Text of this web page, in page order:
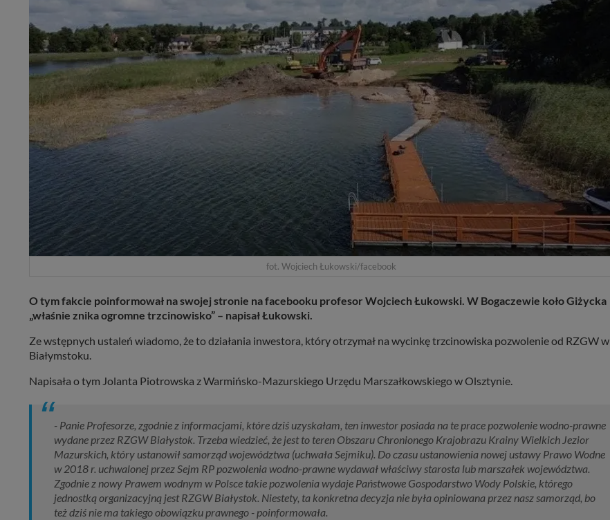
fot. Wojciech Łukowski/facebook
O tym fakcie poinformował na swojej stronie na facebooku profesor Wojciech Łukowski. W Bogaczewie koło Giżycka
„właśnie znika ogromne trzcinowisko” – napisał Łukowski.
Ze wstępnych ustaleń wiadomo, że to działania inwestora, który otrzymał na wycinkę trzcinowiska pozwolenie od RZGW w
Białymstoku.
Napisała o tym Jolanta Piotrowska z Warmińsko-Mazurskiego Urzędu Marszałkowskiego w Olsztynie.
- Panie Profesorze, zgodnie z informacjami, które dziś uzyskałam, ten inwestor posiada na te prace pozwolenie wodno-prawne
wydane przez RZGW Białystok. Trzeba wiedzieć, że jest to teren Obszaru Chronionego Krajobrazu Krainy Wielkich Jezior
Mazurskich, który ustanowił samorząd województwa (uchwała Sejmiku). Do czasu ustanowienia nowej ustawy Prawo Wodne
w 2018 r. uchwalonej przez Sejm RP pozwolenia wodno-prawne wydawał właściwy starosta lub marszałek województwa.
Zgodnie z nowy Prawem wodnym w Polsce takie pozwolenia wydaje Państwowe Gospodarstwo Wody Polskie, którego
jednostką organizacyjną jest RZGW Białystok. Niestety, ta konkretna decyzja nie była opiniowana przez nasz samorząd, bo
też dziś nie ma takiego obowiązku prawnego - poinformowała.